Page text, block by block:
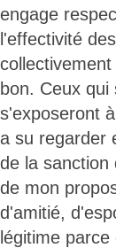
engage
l'effectivité
bon. Ceux
s'exposeront
a su regarder
de la sanction
de mon
d'amitié,
légitime